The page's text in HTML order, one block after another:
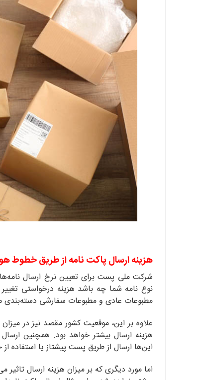
هزینه ارسال پاکت‌ نامه از طریق خطوط
شرکت ملی پست برای تعیین نرخ ارسال
نوع نامه شما چه باشد هزینه درخواستی
مطبوعات عادی و مطبوعات سفارشی دسته‌بندی
علاوه بر این، موقعیت کشور مقصد نیز در
هزینه ارسال بیشتر خواهد بود. همچنین
این‌ها ارسال از طریق پست پیشتاز یا استفاده
اما مورد دیگری که بر میزان هزینه ارسال